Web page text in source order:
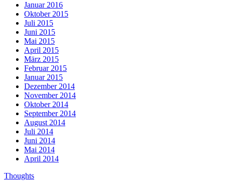
Januar 2016
Oktober 2015
Juli 2015
Juni 2015
Mai 2015
April 2015
März 2015
Februar 2015
Januar 2015
Dezember 2014
November 2014
Oktober 2014
September 2014
August 2014
Juli 2014
Juni 2014
Mai 2014
April 2014
Thoughts